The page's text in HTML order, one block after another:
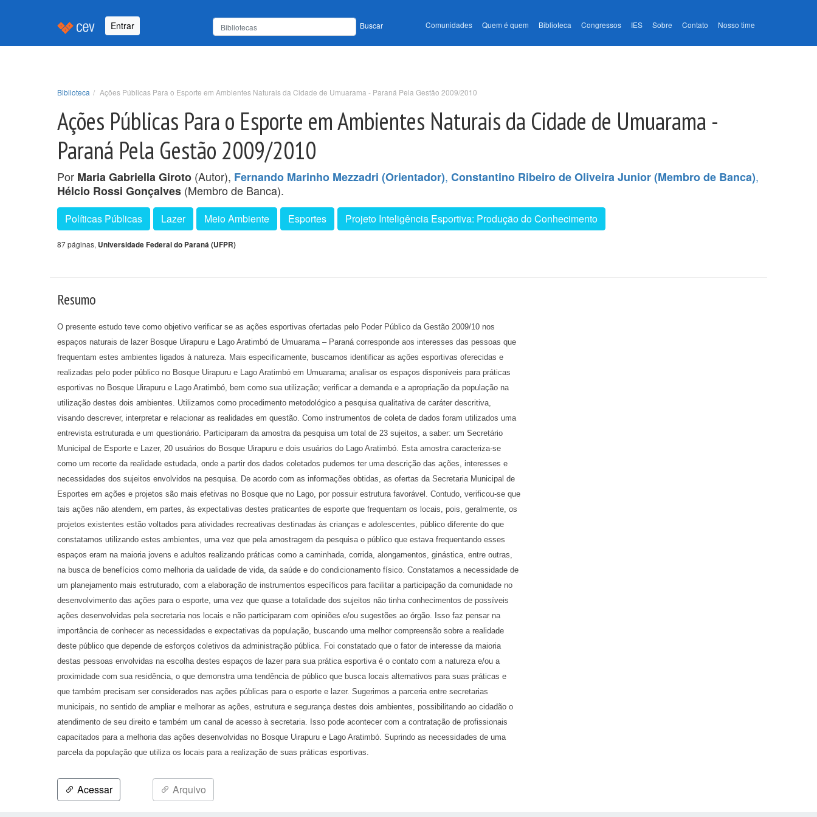
Entrar Buscar Comunidades Quem é quem Biblioteca Congressos IES Sobre Contato Nosso time
Biblioteca Ações Públicas Para o Esporte em Ambientes Naturais da Cidade de Umuarama - Paraná Pela Gestão 2009/2010
Ações Públicas Para o Esporte em Ambientes Naturais da Cidade de Umuarama -
Paraná Pela Gestão 2009/2010
Por Maria Gabriella Giroto (Autor), Fernando Marinho Mezzadri (Orientador), Constantino Ribeiro de Oliveira Junior (Membro de Banca),
Hélcio Rossi Gonçalves (Membro de Banca).
Políticas Públicas Lazer Meio Ambiente Esportes Projeto Inteligência Esportiva: Produção do Conhecimento
87 páginas, Universidade Federal do Paraná (UFPR)
Resumo
O presente estudo teve como objetivo verificar se as ações esportivas ofertadas pelo Poder Público da Gestão 2009/10 nos
espaços naturais de lazer Bosque Uirapuru e Lago Aratimbó de Umuarama – Paraná corresponde aos interesses das pessoas que
frequentam estes ambientes ligados à natureza. Mais especificamente, buscamos identificar as ações esportivas oferecidas e
realizadas pelo poder público no Bosque Uirapuru e Lago Aratimbó em Umuarama; analisar os espaços disponíveis para práticas
esportivas no Bosque Uirapuru e Lago Aratimbó, bem como sua utilização; verificar a demanda e a apropriação da população na
utilização destes dois ambientes. Utilizamos como procedimento metodológico a pesquisa qualitativa de caráter descritiva,
visando descrever, interpretar e relacionar as realidades em questão. Como instrumentos de coleta de dados foram utilizados uma
entrevista estruturada e um questionário. Participaram da amostra da pesquisa um total de 23 sujeitos, a saber: um Secretário
Municipal de Esporte e Lazer, 20 usuários do Bosque Uirapuru e dois usuários do Lago Aratimbó. Esta amostra caracteriza-se
como um recorte da realidade estudada, onde a partir dos dados coletados pudemos ter uma descrição das ações, interesses e
necessidades dos sujeitos envolvidos na pesquisa. De acordo com as informações obtidas, as ofertas da Secretaria Municipal de
Esportes em ações e projetos são mais efetivas no Bosque que no Lago, por possuir estrutura favorável. Contudo, verificou-se que
tais ações não atendem, em partes, às expectativas destes praticantes de esporte que frequentam os locais, pois, geralmente, os
projetos existentes estão voltados para atividades recreativas destinadas às crianças e adolescentes, público diferente do que
constatamos utilizando estes ambientes, uma vez que pela amostragem da pesquisa o público que estava frequentando esses
espaços eram na maioria jovens e adultos realizando práticas como a caminhada, corrida, alongamentos, ginástica, entre outras,
na busca de benefícios como melhoria da ualidade de vida, da saúde e do condicionamento físico. Constatamos a necessidade de
um planejamento mais estruturado, com a elaboração de instrumentos específicos para facilitar a participação da comunidade no
desenvolvimento das ações para o esporte, uma vez que quase a totalidade dos sujeitos não tinha conhecimentos de possíveis
ações desenvolvidas pela secretaria nos locais e não participaram com opiniões e/ou sugestões ao órgão. Isso faz pensar na
importância de conhecer as necessidades e expectativas da população, buscando uma melhor compreensão sobre a realidade
deste público que depende de esforços coletivos da administração pública. Foi constatado que o fator de interesse da maioria
destas pessoas envolvidas na escolha destes espaços de lazer para sua prática esportiva é o contato com a natureza e/ou a
proximidade com sua residência, o que demonstra uma tendência de público que busca locais alternativos para suas práticas e
que também precisam ser considerados nas ações públicas para o esporte e lazer. Sugerimos a parceria entre secretarias
municipais, no sentido de ampliar e melhorar as ações, estrutura e segurança destes dois ambientes, possibilitando ao cidadão o
atendimento de seu direito e também um canal de acesso à secretaria. Isso pode acontecer com a contratação de profissionais
capacitados para a melhoria das ações desenvolvidas no Bosque Uirapuru e Lago Aratimbó. Suprindo as necessidades de uma
parcela da população que utiliza os locais para a realização de suas práticas esportivas.
Acessar Arquivo